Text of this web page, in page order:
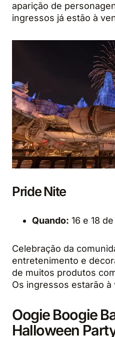
aparição de
ingressos já estão à
Pride Nite
Quando: 16 e 18
Celebração da
entretenimento e
de muitos produtos
Os ingressos estarão
Oogie Boogie
Halloween